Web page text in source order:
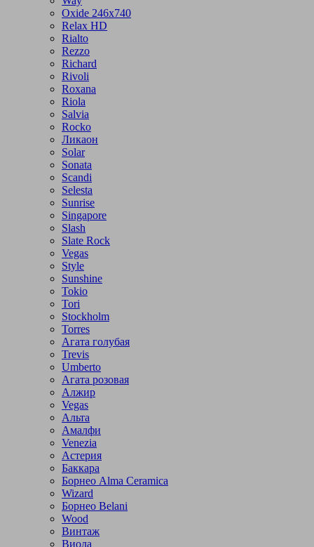
Oxide 246x740
Relax HD
Rialto
Rezzo
Richard
Rivoli
Roxana
Riola
Salvia
Rocko
Ликаон
Solar
Sonata
Scandi
Selesta
Sunrise
Singapore
Slash
Slate Rock
Vegas
Style
Sunshine
Tokio
Tori
Stockholm
Torres
Агата голубая
Trevis
Umberto
Агата розовая
Алжир
Vegas
Альта
Амалфи
Venezia
Астерия
Баккара
Борнео Alma Ceramica
Wizard
Борнео Belani
Wood
Винтаж
Виола